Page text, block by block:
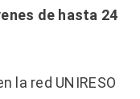
de hasta 24
la red UNIRESO